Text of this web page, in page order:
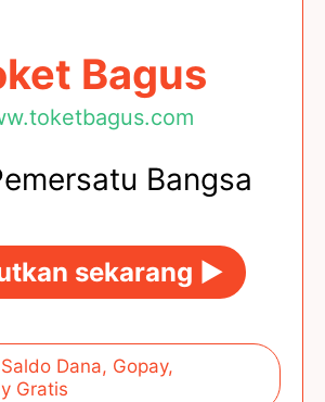
Bagus
Bangsa
sekarang ►
Dana, Gopay,
Gratis